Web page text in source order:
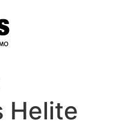
Helite